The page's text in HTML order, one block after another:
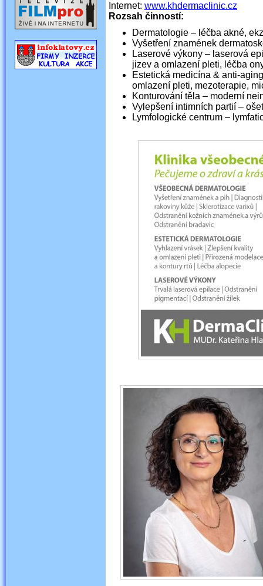
Internet: www.khdermaclinic.cz
Rozsah činností:
Dermatologie – léčba akné,
Vyšetření znamének
Laserové výkony – laserová
jizev a omlazení pleti, léčba
Estetická medicína & anti-
omlazení pleti, mezoterapie,
Konturování těla – moderní
Vylepšení intimních partií –
Lymfologické centrum –